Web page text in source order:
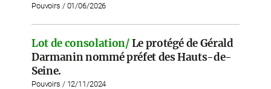
Pouvoirs / 01/06/2026
Lot de consolation/ Le protégé de Gérald
Darmanin nommé préfet des Hauts-de-
Seine.
Pouvoirs / 12/11/2024